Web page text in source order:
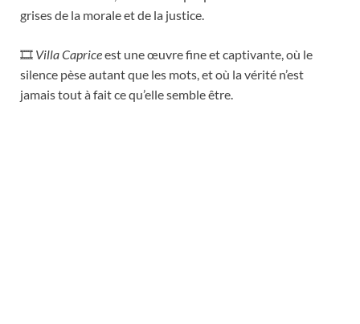
grises de la morale et de la justice.
🎞️ Villa Capriceest une œuvre fine et captivante, où le
silence pèse autant que les mots, et où la vérité n’est
jamais tout à fait ce qu’elle semble être.